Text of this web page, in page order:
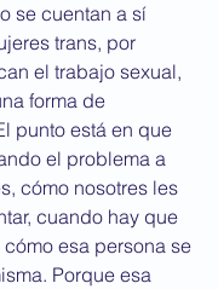
se cuentan a sí
trans, por
el trabajo sexual,
forma de
punto está en que
el problema a
cómo nosotres les
cuando hay que
esa persona se
Porque esa